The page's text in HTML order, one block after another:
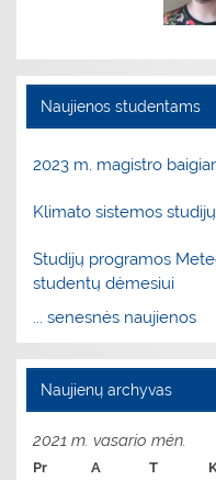
Naujienos studentams
2023 m. magistro
Klimato sistemos
Studijų programos
studentų dėmesiui
... senesnės naujienos
Naujienų archyvas
2021 m. vasario mėn.
Pr A T